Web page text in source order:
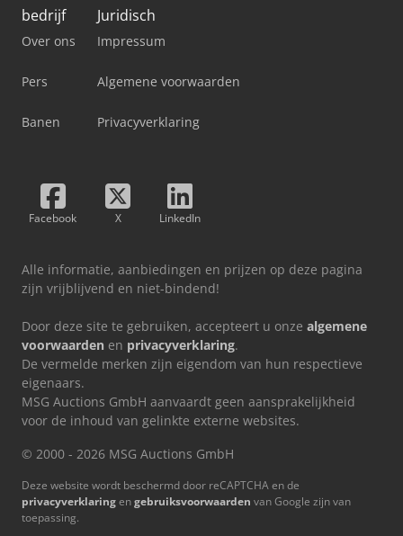
bedrijf
Over ons
Pers
Banen
Juridisch
Impressum
Algemene voorwaarden
Privacyverklaring
Facebook X LinkedIn
Alle informatie, aanbiedingen en prijzen op deze pagina
zijn vrijblijvend en niet-bindend!
Door deze site te gebruiken, accepteert u onze algemene
voorwaarden en privacyverklaring.
De vermelde merken zijn eigendom van hun respectieve
eigenaars.
MSG Auctions GmbH aanvaardt geen aansprakelijkheid
voor de inhoud van gelinkte externe websites.
© 2000 - 2026 MSG Auctions GmbH
Deze website wordt beschermd door reCAPTCHA en de
privacyverklaringengebruiksvoorwaarden van Google zijn van
toepassing.